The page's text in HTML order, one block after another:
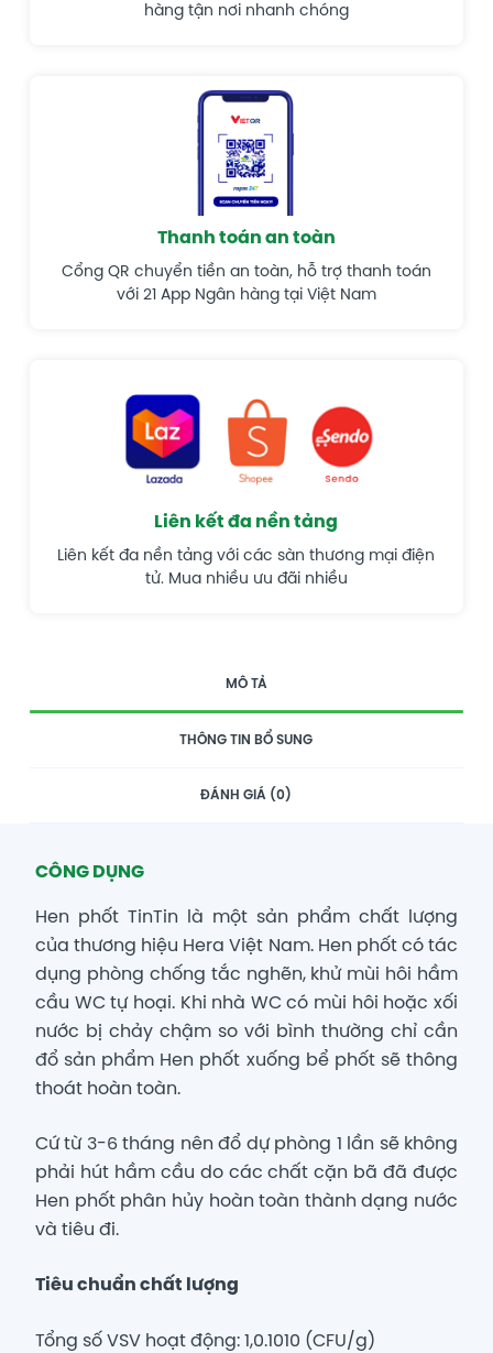
hàng tận nơi nhanh chóng
Thanh toán an toàn
Cổng QR chuyển tiền an toàn, hỗ trợ thanh toán
với 21 App Ngân hàng tại Việt Nam
Liên kết đa nền tảng
Liên kết đa nền tảng với các sàn thương mại điện
tử. Mua nhiều ưu đãi nhiều
MÔ TẢ
THÔNG TIN BỔ SUNG
ĐÁNH GIÁ (0)
CÔNG DỤNG
Hen phốt TinTin là một sản phẩm chất lượng
của thương hiệu Hera Việt Nam. Hen phốt có tác
dụng phòng chống tắc nghẽn, khử mùi hôi hầm
cầu WC tự hoại. Khi nhà WC có mùi hôi hoặc xối
nước bị chảy chậm so với bình thường chỉ cần
đổ sản phẩm Hen phốt xuống bể phốt sẽ thông
thoát hoàn toàn.
Cứ từ 3-6 tháng nên đổ dự phòng 1 lần sẽ không
phải hút hầm cầu do các chất cặn bã đã được
Hen phốt phân hủy hoàn toàn thành dạng nước
và tiêu đi.
Tiêu chuẩn chất lượng
Tổng số VSV hoạt động: 1,0.1010 (CFU/g)